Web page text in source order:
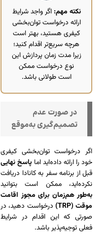
نکته مهم:اگر واجد شرایط
ارائه درخواست توان‌بخشی
کیفری هستید، بهتر است
هرچه سریع‌تر اقدام کنید؛
زیرا مدت زمان پردازش این
نوع درخواست ممکن
است طولانی باشد.
در صورت عدم
تصمیم‌گیری به‌موقع
اگر درخواست توان‌بخشی کیفری
خود را ارائه داده‌اید اما پاسخ نهایی
قبل از برنامه سفر به کانادا دریافت
نکرده‌اید، ممکن است بتوانید
به‌طور هم‌زمان برای مجوز اقامت
موقت (TRP)
درخواست دهید، در
صورتی که این اقدام در شرایط
فعلی توجیه‌پذیر باشد.